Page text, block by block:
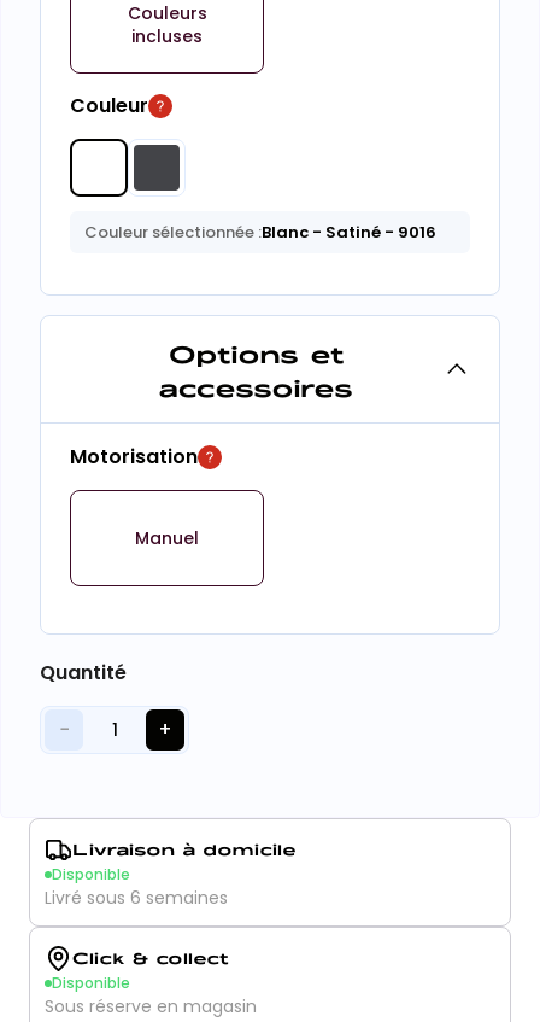
Couleurs
incluses
Couleur
Couleur sélectionnée :Blanc - Satiné - 9016
Options et
accessoires
Motorisation
Manuel
Quantité
− 1 +
Livraison à domicile
Disponible
Livré sous 6 semaines
Click & collect
Disponible
Sous réserve en magasin